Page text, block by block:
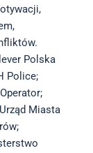
Polska
Police;
Miasta